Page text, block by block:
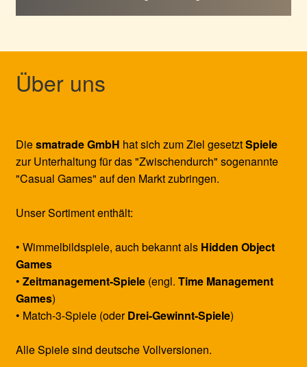
Über uns
Diesmatrade GmbH hat sich zum Ziel gesetztSpiele
zur Unterhaltung für das "Zwischendurch" sogenannte
"Casual Games" auf den Markt zubringen.
Unser Sortiment enthält:
• Wimmelbildspiele, auch bekannt als Hidden Object
Games
• Zeitmanagement-Spiele(engl. Time Management
Games)
• Match-3-Spiele (oderDrei-Gewinnt-Spiele)
Alle Spiele sind deutsche Vollversionen.